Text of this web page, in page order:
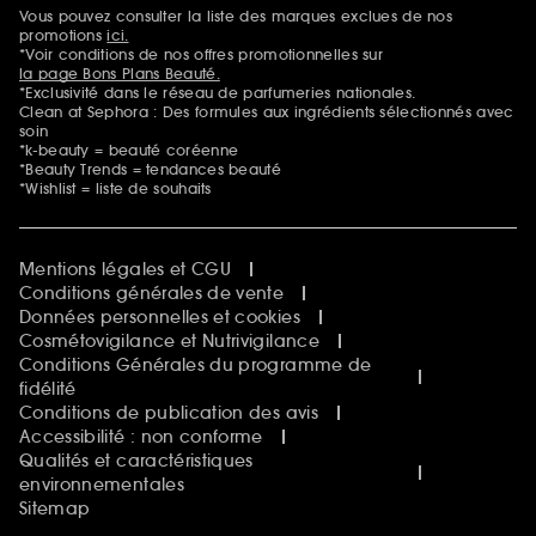
Sephora Beautiful Club
Clean at Sephora
Idées & Inspirations Beauté
Mentions additionnelles
Vous pouvez consulter la liste des marques exclues de nos
promotionsici.
*Voir conditions de nos offres promotionnelles sur
la page Bons Plans Beauté.
*Exclusivité dans le réseau de parfumeries nationales.
Clean at Sephora : Des formules aux ingrédients sélectionnés avec
soin
*k-beauty = beauté coréenne
*Beauty Trends = tendances beauté
*Wishlist = liste de souhaits
Mentions légales et CGU
Conditions générales de vente
Données personnelles et cookies
Cosmétovigilance et Nutrivigilance
Conditions Générales du programme de
fidélité
Conditions de publication des avis
Accessibilité : non conforme
Qualités et caractéristiques
environnementales
Sitemap